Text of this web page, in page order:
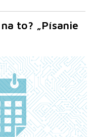
to? „Písanie